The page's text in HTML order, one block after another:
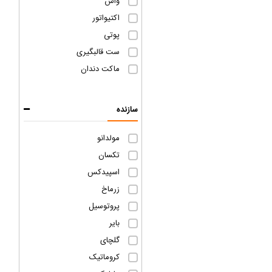
اکتیواتور
پوتی
ست قالبگیری
ماکت دندان
سازنده
مولدانو
تکسان
اسپیدکس
زرماخ
پروتوسیل
بایر
گلچای
کروماتیک